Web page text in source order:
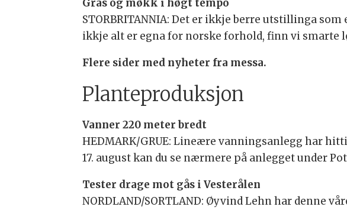
Gras og møkk i høgt tempo
STORBRITANNIA: Det er ikkje berre utstillinga
ikkje alt er egna for norske forhold, finn vi smarte
Flere sider med nyheter fra messa.
Planteproduksjon
Vanner 220 meter bredt
HEDMARK/GRUE: Lineære vanningsanlegg har
17. august kan du se nærmere på anlegget under
Tester drage mot gås i Vesterålen
NORDLAND/SORTLAND: Øyvind Lehn har denne